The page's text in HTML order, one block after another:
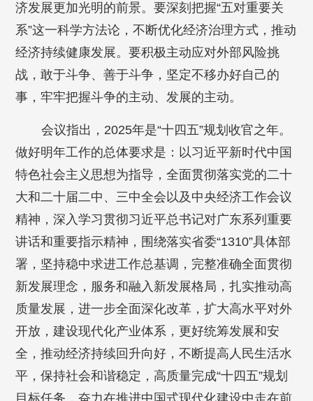
济发展更加光明的前景。要深刻把握“五对重要关
系”这一科学方法论，不断优化经济治理方式，推动
经济持续健康发展。要积极主动应对外部风险挑
战，敢于斗争、善于斗争，坚定不移办好自己的
事，牢牢把握斗争的主动、发展的主动。
会议指出，2025年是“十四五”规划收官之年。
做好明年工作的总体要求是：以习近平新时代中国
特色社会主义思想为指导，全面贯彻落实党的二十
大和二十届二中、三中全会以及中央经济工作会议
精神，深入学习贯彻习近平总书记对广东系列重要
讲话和重要指示精神，围绕落实省委“1310”具体部
署，坚持稳中求进工作总基调，完整准确全面贯彻
新发展理念，服务和融入新发展格局，扎实推动高
质量发展，进一步全面深化改革，扩大高水平对外
开放，建设现代化产业体系，更好统筹发展和安
全，推动经济持续回升向好，不断提高人民生活水
平，保持社会和谐稳定，高质量完成“十四五”规划